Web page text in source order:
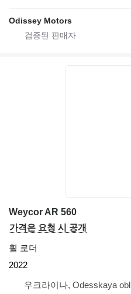
Odissey Motors
Weycor AR 560
가격은 요청 시 공개
휠 로더
2022
우크라이나, Odesskaya obl